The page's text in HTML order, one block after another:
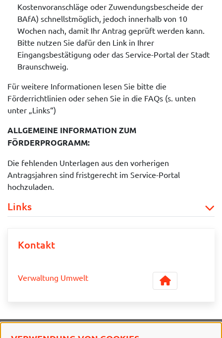
Kostenvoranschläge oder Zuwendungsbescheide der
BAfA) schnellstmöglich, jedoch innerhalb von 10
Wochen nach, damit Ihr Antrag geprüft werden kann.
Bitte nutzen Sie dafür den Link in Ihrer
Eingangsbestätigung oder das Service-Portal der Stadt
Braunschweig.
Für weitere Informationen lesen Sie bitte die
Förderrichtlinien oder sehen Sie in die FAQs (s. unten
unter „Links“)
ALLGEMEINE INFORMATION ZUM
FÖRDERPROGRAMM:
Die fehlenden Unterlagen aus den vorherigen
Antragsjahren sind fristgerecht im Service-Portal
hochzuladen.
Links
Kontakt
Verwaltung Umwelt